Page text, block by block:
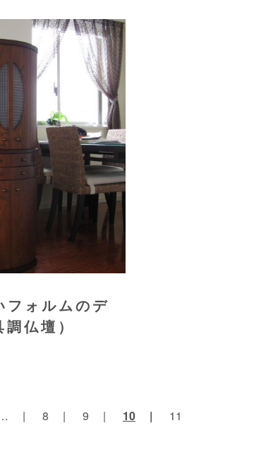
ォルムのデ
仏壇）
8 9 10 11